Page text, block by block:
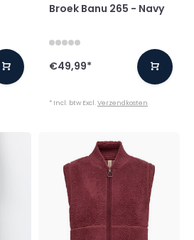
Broek Banu 265 - Navy
€49,99*
* Incl. btw Excl.Verzendkosten